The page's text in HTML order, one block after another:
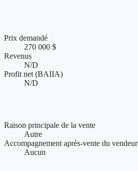
Prix demandé
270 000 $
Revenus
N/D
Profit net (BAIIA)
N/D
Raison principale de la vente
Autre
Accompagnement après-vente du vendeur
Aucun